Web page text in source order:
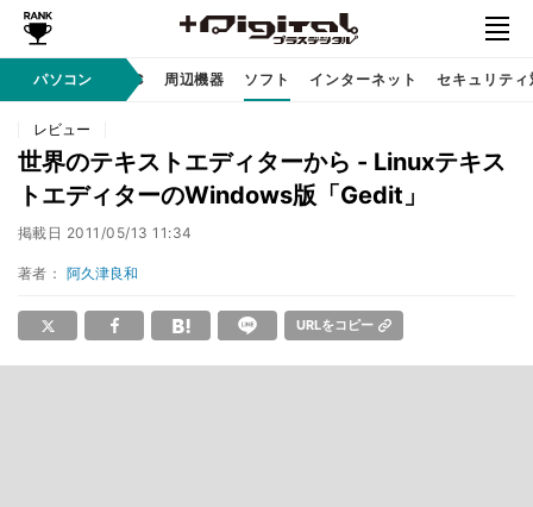
パソコン
クノロジ AI PC 周辺機器 ソフト インターネット セキュリティ
レビュー
世界のテキストエディターから - Linuxテキス
トエディターのWindows版「Gedit」
掲載日 2011/05/13 11:34
著者： 阿久津良和
URLをコピー